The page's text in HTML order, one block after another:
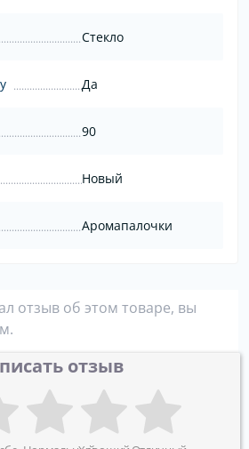
Стекло
Да
90
Новый
Аромапалочки
отзыв об этом товаре, вы
отзыв